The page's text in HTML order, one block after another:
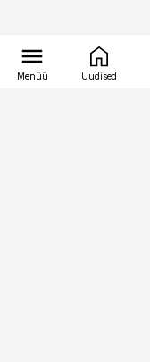
Menüü Uudised